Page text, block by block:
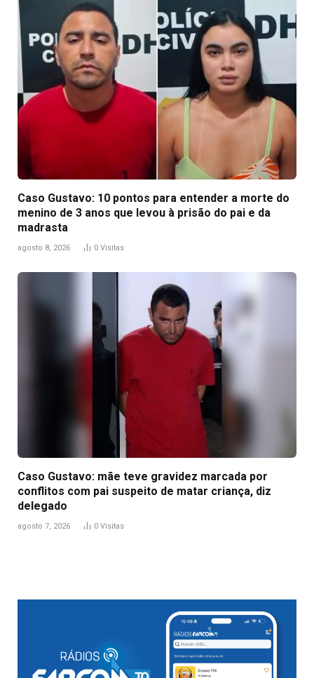
Caso Gustavo: 10 pontos para entender a morte do
menino de 3 anos que levou à prisão do pai e da
madrasta
agosto 8, 2026 0 Visitas
Caso Gustavo: mãe teve gravidez marcada por
conflitos com pai suspeito de matar criança, diz
delegado
agosto 7, 2026 0 Visitas